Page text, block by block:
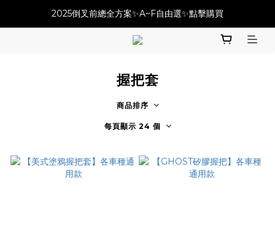
必改龍頭四件套⚡️不用五千六!! 優惠價只要 $ 4899💥
2025倒叉前總全方案✨A~F自由選✨點擊購買
必改龍頭四件套⚡️不用五千六!! 優惠價只要 $ 4899💥
握把套
商品排序
每頁顯示 24 個